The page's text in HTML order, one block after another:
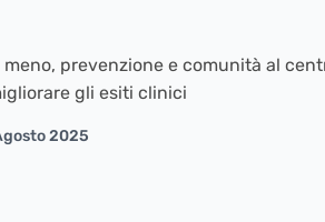
prevenzione e comunità al
gli esiti clinici
2025